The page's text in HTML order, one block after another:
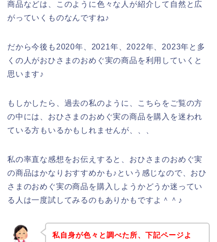
商品などは、このように色々な人が紹介して自然と広
がっていくものなんですね♪
だから今後も2020年、2021年、2022年、2023年と多
くの人がおひさまのおめぐ実の商品を利用していくと
思います♪
もしかしたら、過去の私のように、こちらをご覧の方
の中には、おひさまのおめぐ実の商品を購入を迷われ
ている方もいるかもしれませんが、、、
私の率直な感想をお伝えすると、おひさまのおめぐ実
の商品はかなりおすすめかも♪という感じなので、おひ
さまのおめぐ実の商品を購入しようかどうか迷ってい
る人は一度試してみるのもありかもですよ＾＾♪
私自身が色々と調べた所、下記ページよ